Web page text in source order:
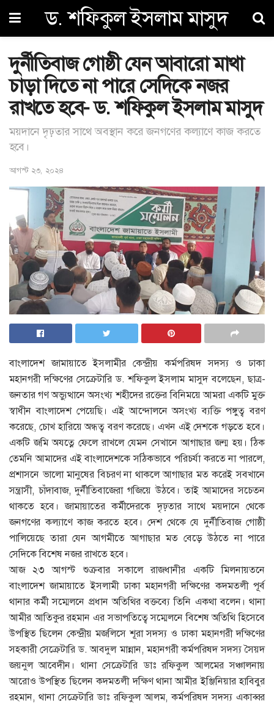
ড. শফিকুল ইসলাম মাসুদ
দুর্নীতিবাজ গোষ্ঠী যেন আবারো মাথা
চাড়া দিতে না পারে সেদিকে নজর
রাখতে হবে- ড. শফিকুল ইসলাম মাসুদ
ময়দানে দৃঢ়তার সাথে অবস্থান করে জনগণের কল্যাণে কাজ করতে
হবে।
আগস্ট ২৩, ২০২৪
বাংলাদেশ জামায়াতে ইসলামীর কেন্দ্রীয় কর্মপরিষদ সদস্য ও ঢাকা
মহানগরী দক্ষিণের সেক্রেটারি ড. শফিকুল ইসলাম মাসুদ বলেছেন, ছাত্র-
জনতার গণ অভ্যুত্থানে অসংখ্য শহীদের রক্তের বিনিময়ে আমরা একটি মুক্ত
স্বাধীন বাংলাদেশ পেয়েছি। এই আন্দোলনে অসংখ্য ব্যক্তি পঙ্গুত্ব বরণ
করেছে, চোখ হারিয়ে অন্ধত্ব বরণ করেছে। এখন এই দেশকে গড়তে হবে।
একটি জমি অযত্নে ফেলে রাখলে যেমন সেখানে আগাছার জন্ম হয়। ঠিক
তেমনি আমাদের এই বাংলাদেশকে সঠিকভাবে পরিচর্যা করতে না পারলে,
প্রশাসনে ভালো মানুষের বিচরণ না থাকলে আগাছার মত করেই সবখানে
সন্ত্রাসী, চাঁদাবাজ, দুর্নীতিবাজেরা গজিয়ে উঠবে। তাই আমাদের সচেতন
থাকতে হবে। জামায়াতের কর্মীদেরকে দৃঢ়তার সাথে ময়দানে থেকে
জনগণের কল্যাণে কাজ করতে হবে। দেশ থেকে যে দুর্নীতিবাজ গোষ্ঠী
পালিয়েছে তারা যেন আগমীতে আগাছার মত বেড়ে উঠতে না পারে
সেদিকে বিশেষ নজর রাখতে হবে।
আজ ২৩ আগস্ট শুক্রবার সকালে রাজধানীর একটি মিলনায়তনে
বাংলাদেশ জামায়াতে ইসলামী ঢাকা মহানগরী দক্ষিণের কদমতলী পূর্ব
থানার কর্মী সম্মেলনে প্রধান অতিথির বক্তব্যে তিনি একথা বলেন। থানা
আমীর আতিকুর রহমান এর সভাপতিত্বে সম্মেলনে বিশেষ অতিথি হিসেবে
উপস্থিত ছিলেন কেন্দ্রীয় মজলিসে শূরা সদস্য ও ঢাকা মহানগরী দক্ষিণের
সহকারী সেক্রেটারি ড. আবদুল মান্নান, মহানগরী কর্মপরিষদ সদস্য সৈয়দ
জয়নুল আবেদীন। থানা সেক্রেটারি ডাঃ রফিকুল আলমের সঞ্চালনায়
আরোও উপস্থিত ছিলেন কদমতলী দক্ষিণ থানা আমীর ইঞ্জিনিয়ার হাবিবুর
রহমান, থানা সেক্রেটারি ডাঃ রফিকুল আলম, কর্মপরিষদ সদস্য একাব্বর